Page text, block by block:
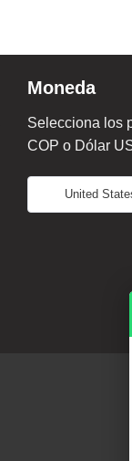
Moneda
Selecciona los
COP o Dólar
United